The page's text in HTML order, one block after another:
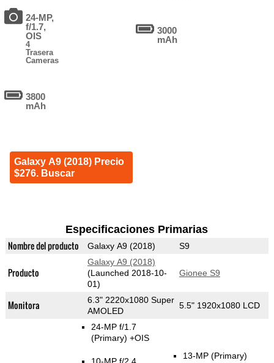
24-MP,
f/1.7,
OIS
4
Trasera
Cameras
3800
mAh
Galaxy A9 (2018) Precio
$276. Buscar
3000
mAh
Especificaciones Primarias
Nombre del producto Galaxy A9 (2018) S9
Producto
Galaxy A9 (2018)
(Launched 2018-10-
01)
Gionee S9
Monitora
6.3" 2220x1080 Super
AMOLED
5.5" 1920x1080 LCD
24-MP f/1.7
(Primary) +OIS
13-MP (Primary)